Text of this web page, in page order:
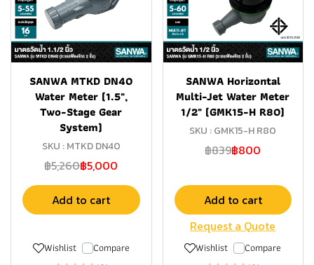
SANWA MTKD DN40
Water Meter (1.5",
Two-Stage Gear
System)
SKU : MTKD DN40
฿5,260฿5,000
Add to cart
Wishlist Compare
SANWA Horizontal
Multi-Jet Water Meter
1/2" (GMK15-H R80)
SKU : GMK15-H R80
฿839฿800
Add to cart
Request a Quote
Wishlist Compare